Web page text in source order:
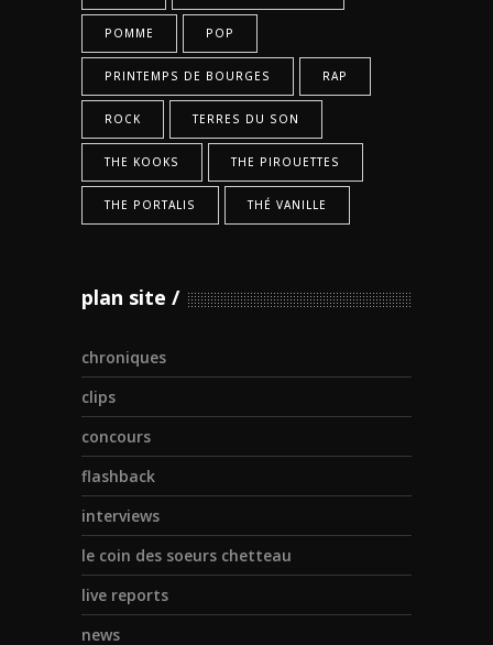
POMME POP
PRINTEMPS DE BOURGES RAP
ROCK TERRES DU SON
THE KOOKS THE PIROUETTES
THE PORTALIS THÉ VANILLE
plan site
chroniques
clips
concours
flashback
interviews
le coin des soeurs chetteau
live reports
news